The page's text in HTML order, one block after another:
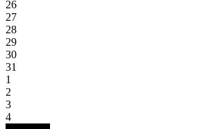
26
27
28
29
30
31
1
2
3
4